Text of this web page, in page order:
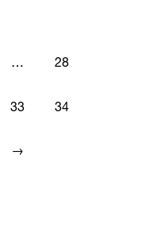
… 28
33 34
→